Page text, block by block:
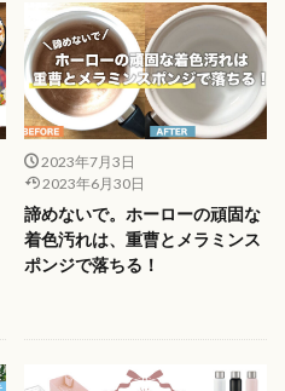
2023年7月3日
2023年6月30日
諦めないで。ホーローの頑固な
着色汚れは、重曹とメラミンス
ポンジで落ちる！